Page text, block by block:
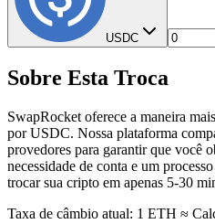
USDC
Sobre Esta Troca
SwapRocket oferece a maneira
por USDC. Nossa plataforma
provedores para garantir que você
necessidade de conta e um
trocar sua cripto em apenas 5-30
Taxa de câmbio atual: 1 ETH ≈